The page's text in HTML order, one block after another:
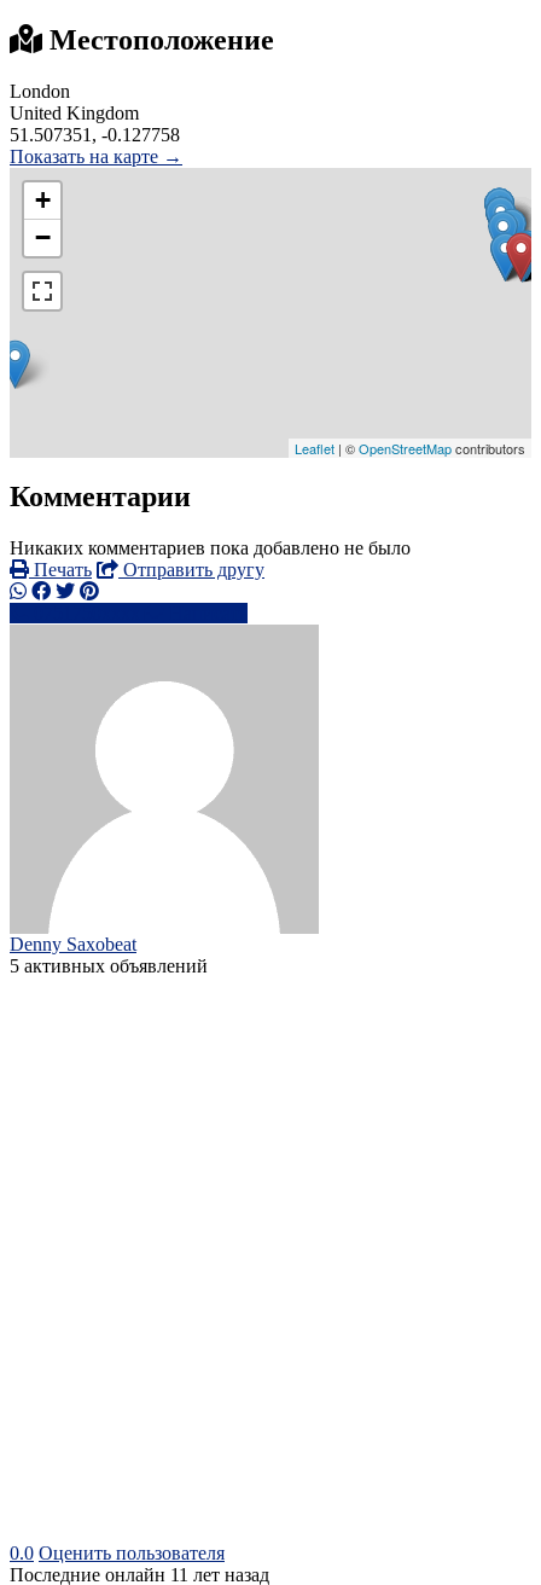
Местоположение
London
United Kingdom
51.507351, -0.127758
Показать на карте →
+
−
Leaflet | ©OpenStreetMapcontributors
Комментарии
Никаких комментариев пока добавлено не было
Печать
Отправить другу
Denny Saxobeat
5 активных объявлений
0.0 Оценить пользователя
Последние онлайн 11 лет назад